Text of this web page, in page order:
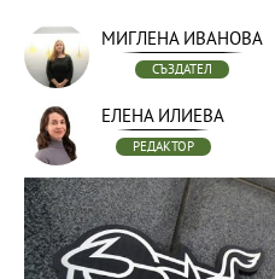
МИГЛЕНА ИВАНОВА
СЪЗДАТЕЛ
ЕЛЕНА ИЛИЕВА
РЕДАКТОР